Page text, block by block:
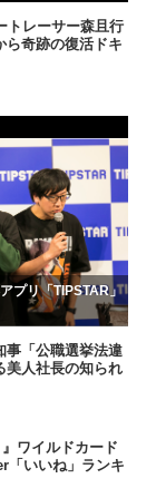
トレーサー森且行
奇跡の復活ドキ
プリ「TIPSTAR」
事「公職選挙法違
美人社長の知られ
』ワイルドカード
いいね」ランキ